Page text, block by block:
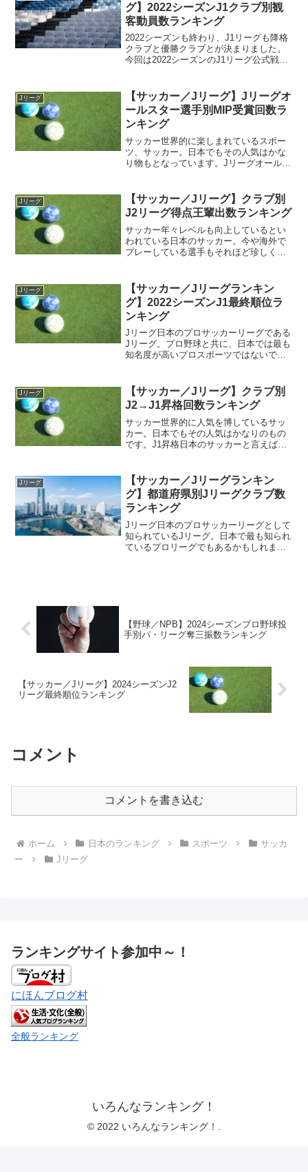
グ】2022シーズンJ1クラブ別観
客動員数ランキング
2022シーズンも終わり、J1リーグも降格
クラブと優勝クラブとが決まりました。
今回は2022シーズンのJ1リーグ公式戦ホ
ーグで最も集客していたクラブは「浦和
レッズ」であります。
Jリーグ
【サッカー／Jリーグ】Jリーグオ
ールスター選手別MIP受賞回数ラ
ンキング
サッカー世界的に楽しまれているスポー
ツ、サッカー。日本でもその人気はかな
り物もとなっています。Jリーグオールス
も知られているカテゴリの一つが「Jリー
グ」。日本のトップリ...
Jリーグ
【サッカー／Jリーグ】クラブ別
J2リーグ得点王輩出数ランキング
サッカー年々レベルも向上しているとい
われている日本のサッカー。今や海外で
プレーしている選手もそれほど珍しくは
つのプロリーグから構成されていて、ト
ップリーグであるJ...
Jリーグ
【サッカー／Jリーグランキン
グ】2022シーズンJ1最終順位ラ
ンキング
Jリーグ日本のプロサッカーリーグである
Jリーグ。プロ野球と共に、日本では最も
知名度が高いプロスポーツではないでし
とは違い、チーム数も多く1部～3部まで
J1、J2、J...
Jリーグ
【サッカー／Jリーグ】クラブ別
J2→J1昇格回数ランキング
サッカー世界的に人気を博しているサッ
カー。日本でもその人気はかなりのもの
です。J1昇格日本のサッカーと言えば、J
して君臨しているJリーグ。プロサッカー
リーグとなっており...
Jリーグ
【サッカー／Jリーグランキン
グ】都道府県別Jリーグクラブ数
ランキング
Jリーグ日本のプロサッカーリーグとして
知られているJリーグ。日本で最も知られ
ているプロリーグでもあるかもしれませ
【野球／NPB】2024シーズンプロ野球投
手別パ・リーグ奪三振数ランキング
【サッカー／Jリーグ】2024シーズンJ2
リーグ最終順位ランキング
コメント
コメントを書き込む
ホーム 日本のランキング スポーツ
サッカ
ー
Jリーグ
ランキングサイト参加中～！
にほんブログ村
全般ランキング
いろんなランキング！
© 2022 いろんなランキング！.